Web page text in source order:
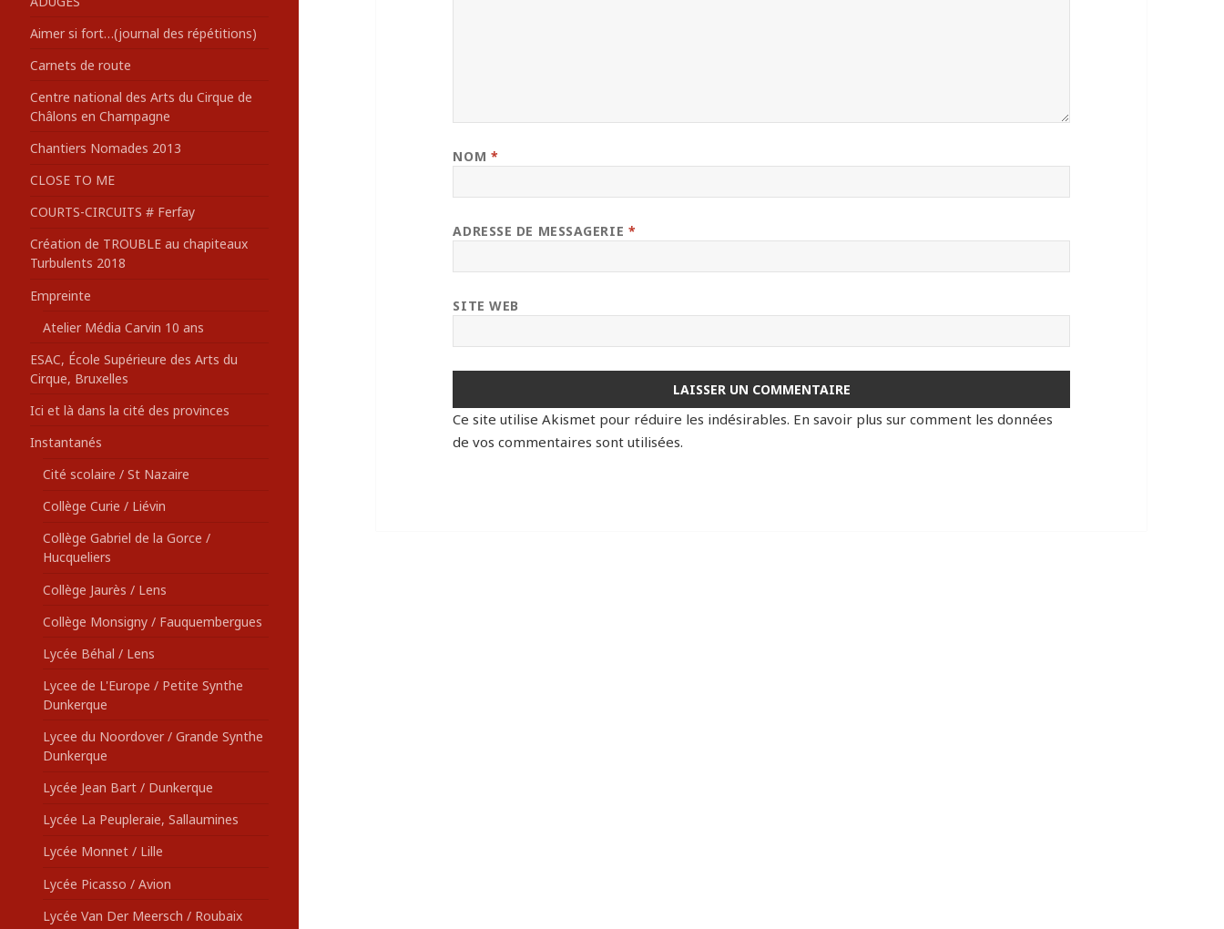
:Aimer si fort…(journal des répétitions)
Carnets de route
Centre national des Arts du Cirque de
Châlons en Champagne
Chantiers Nomades 2013
CLOSE TO ME
COURTS-CIRCUITS # Ferfay
Création de TROUBLE au chapiteaux
Turbulents 2018
Empreinte
Atelier Média Carvin 10 ans
ESAC, École Supérieure des Arts du
Cirque, Bruxelles
Ici et là dans la cité des provinces
Instantanés
Cité scolaire / St Nazaire
Collège Curie / Liévin
Collège Gabriel de la Gorce /
Hucqueliers
Collège Jaurès / Lens
Collège Monsigny / Fauquembergues
Lycée Béhal / Lens
Lycee de L'Europe / Petite Synthe
Dunkerque
Lycee du Noordover / Grande Synthe
Dunkerque
Lycée Jean Bart / Dunkerque
Lycée La Peupleraie, Sallaumines
Lycée Monnet / Lille
Lycée Picasso / Avion
Lycée Van Der Meersch / Roubaix
NOM *
ADRESSE DE MESSAGERIE *
SITE WEB
Ce site utilise Akismet pour réduire les indésirables. En savoir plus sur comment les données
de vos commentaires sont utilisées.